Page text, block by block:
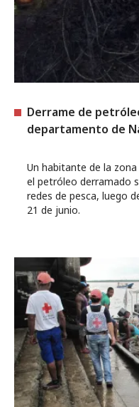
Derrame de
departamento de
Un habitante de la
el petróleo derramado
redes de pesca, luego
21 de junio.